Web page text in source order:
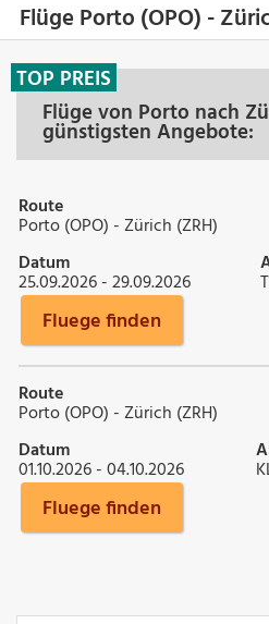
Flüge Porto (OPO) -
Flüge von Porto nach
günstigsten Angebote:
TOP PREIS
Route
Porto (OPO) - Zürich (ZRH)
Datum
25.09.2026 - 29.09.2026
Fluege finden
Route
Porto (OPO) - Zürich (ZRH)
Datum
01.10.2026 - 04.10.2026
Fluege finden